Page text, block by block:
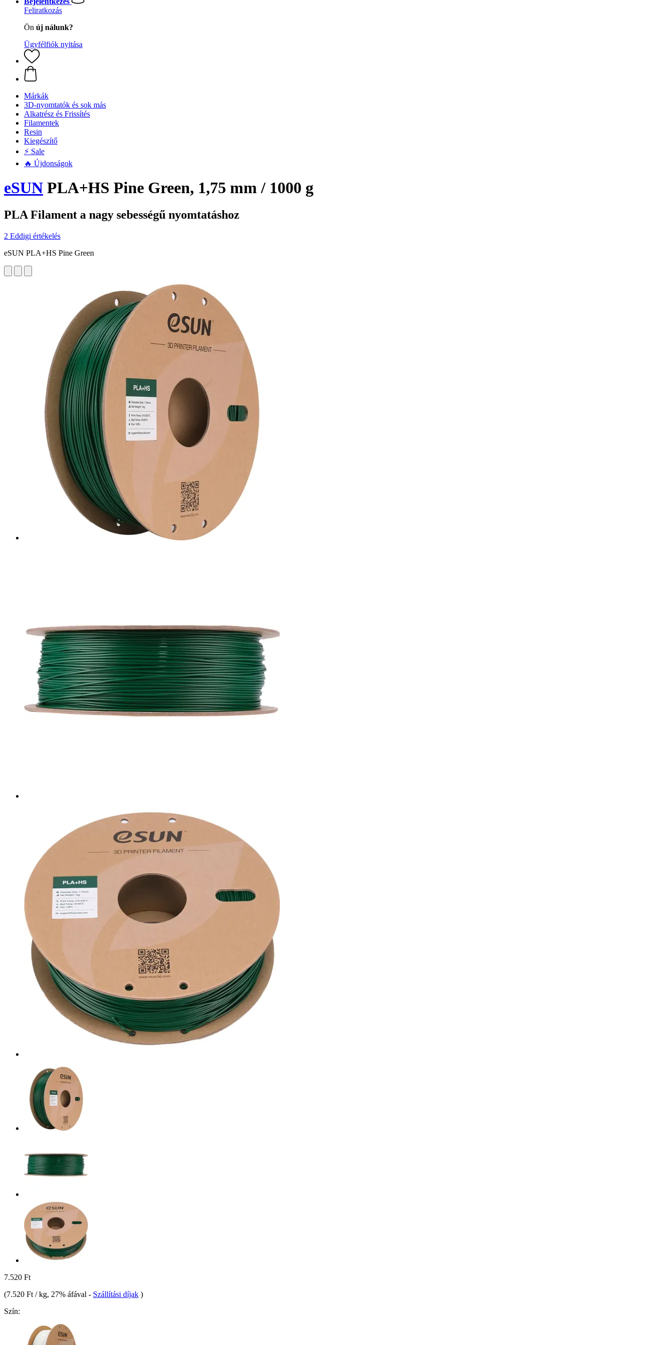
Feliratkozás
Ön új nálunk?
Ügyfélfiók nyitása
Márkák
3D-nyomtatók és sok más
Alkatrész és Frissítés
Filamentek
Resin
Kiegészítő
⚡ Sale
🔥 Újdonságok
eSUN PLA+HS Pine Green, 1,75 mm / 1000 g
PLA Filament a nagy sebességű nyomtatáshoz
2 Eddigi értékelés
eSUN PLA+HS Pine Green
7.520 Ft
(7.520 Ft / kg, 27% áfával - Szállítási díjak )
Szín: